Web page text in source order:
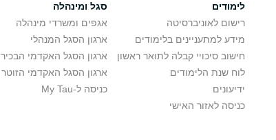
לימודים
רישום לאוניברסיטה
מידע למתעניינים בלימודים
חישוב סיכויי קבלה לתואר ראשון
לוח שנת הלימודים
ידיעונים
כניסה לאזור האישי
סגל ומינהלה
אגפים ומשרדי מינהלה
ארגון הסגל המנהלי
ארגון הסגל האקדמי הבכיר
ארגון הסגל האקדמי הזוטר
כניסה ל-My Tau